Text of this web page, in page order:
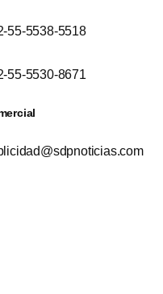
55-5538-5518
55-5530-8671